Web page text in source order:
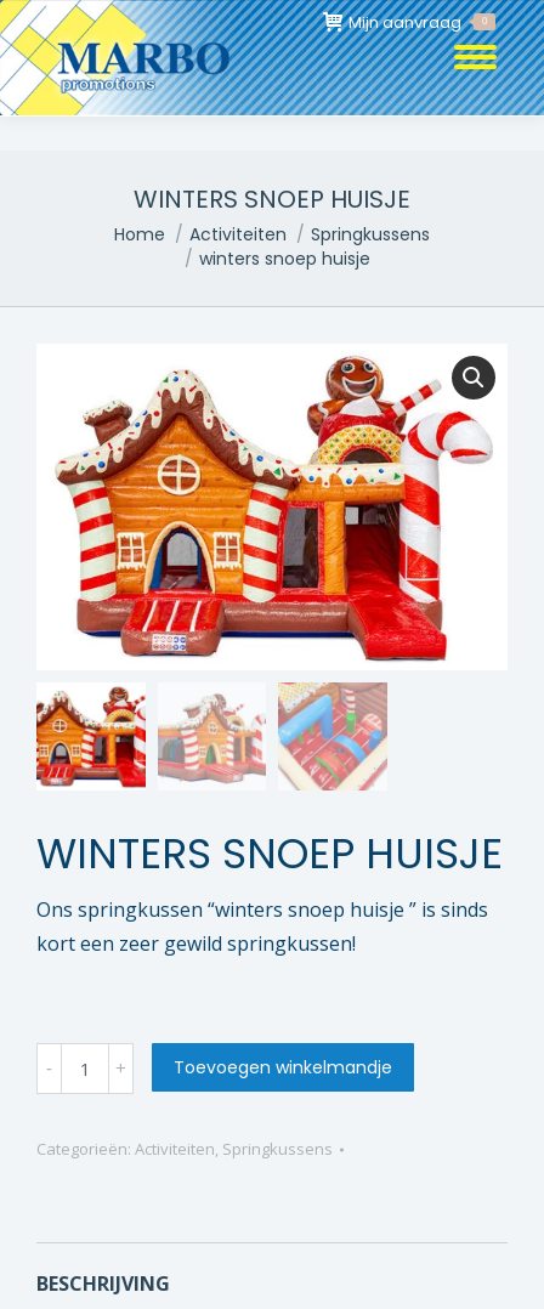
Mijn aanvraag 0
WINTERS SNOEP HUISJE
Je bent hier:
Home Activiteiten
Springkussens
winters snoep huisje
WINTERS SNOEP HUISJE
Ons springkussen “winters snoep huisje ” is sinds
kort een zeer gewild springkussen!
winters
snoep
quantity
Toevoegen winkelmandje
Categorieën: Activiteiten, Springkussens
BESCHRIJVING